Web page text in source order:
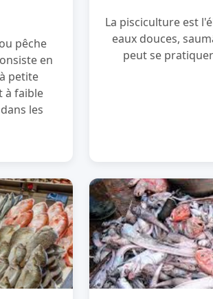
pêche
en
petite
à faible
les
La pisciculture est
eaux douces,
peut se